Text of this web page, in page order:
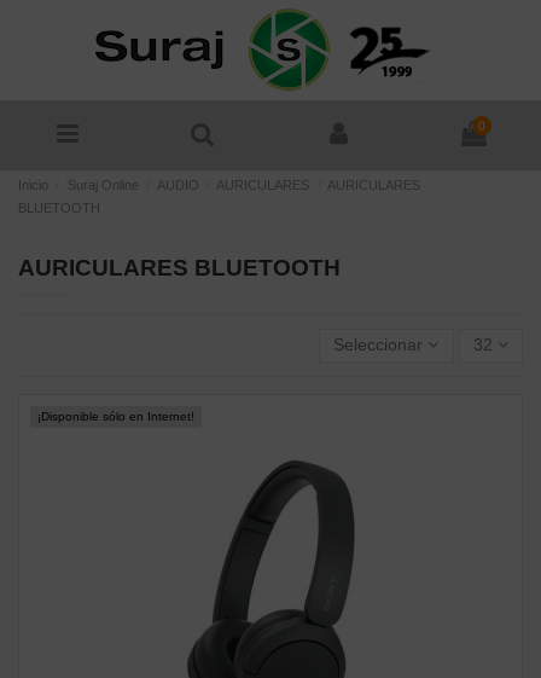
0
Inicio Suraj Online AUDIO AURICULARES
AURICULARES
BLUETOOTH
AURICULARES BLUETOOTH
Seleccionar 32
¡Disponible sólo en Internet!